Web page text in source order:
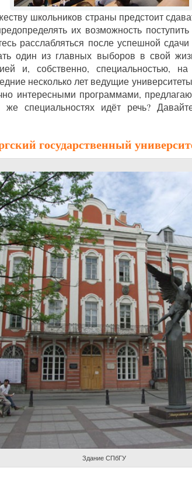
школьников страны предстоит
их возможность
расслабляться после успешной
один из главных выборов в свой
и, собственно, специальностью,
несколько лет ведущие
интересными программами,
специальностях идёт речь?
государственный
Здание СПбГУ